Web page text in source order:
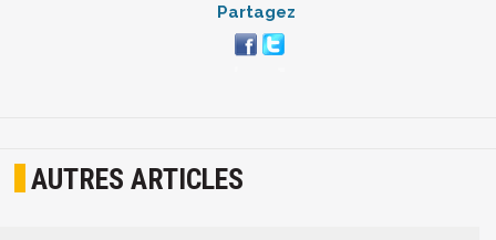
Partagez
AUTRES ARTICLES